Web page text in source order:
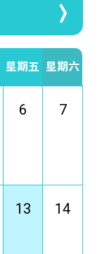
星期五 星期六
6 7
13 14